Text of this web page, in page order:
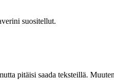
suositellut.
pitäisi saada teksteillä.